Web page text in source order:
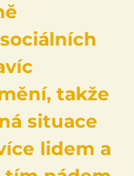
takže
situace
lidem a